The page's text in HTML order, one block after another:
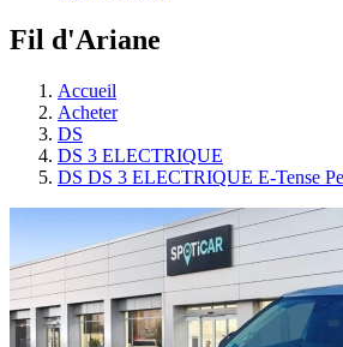
Fil d'Ariane
Accueil
Acheter
DS
DS 3 ELECTRIQUE
DS DS 3 ELECTRIQUE E-Tense